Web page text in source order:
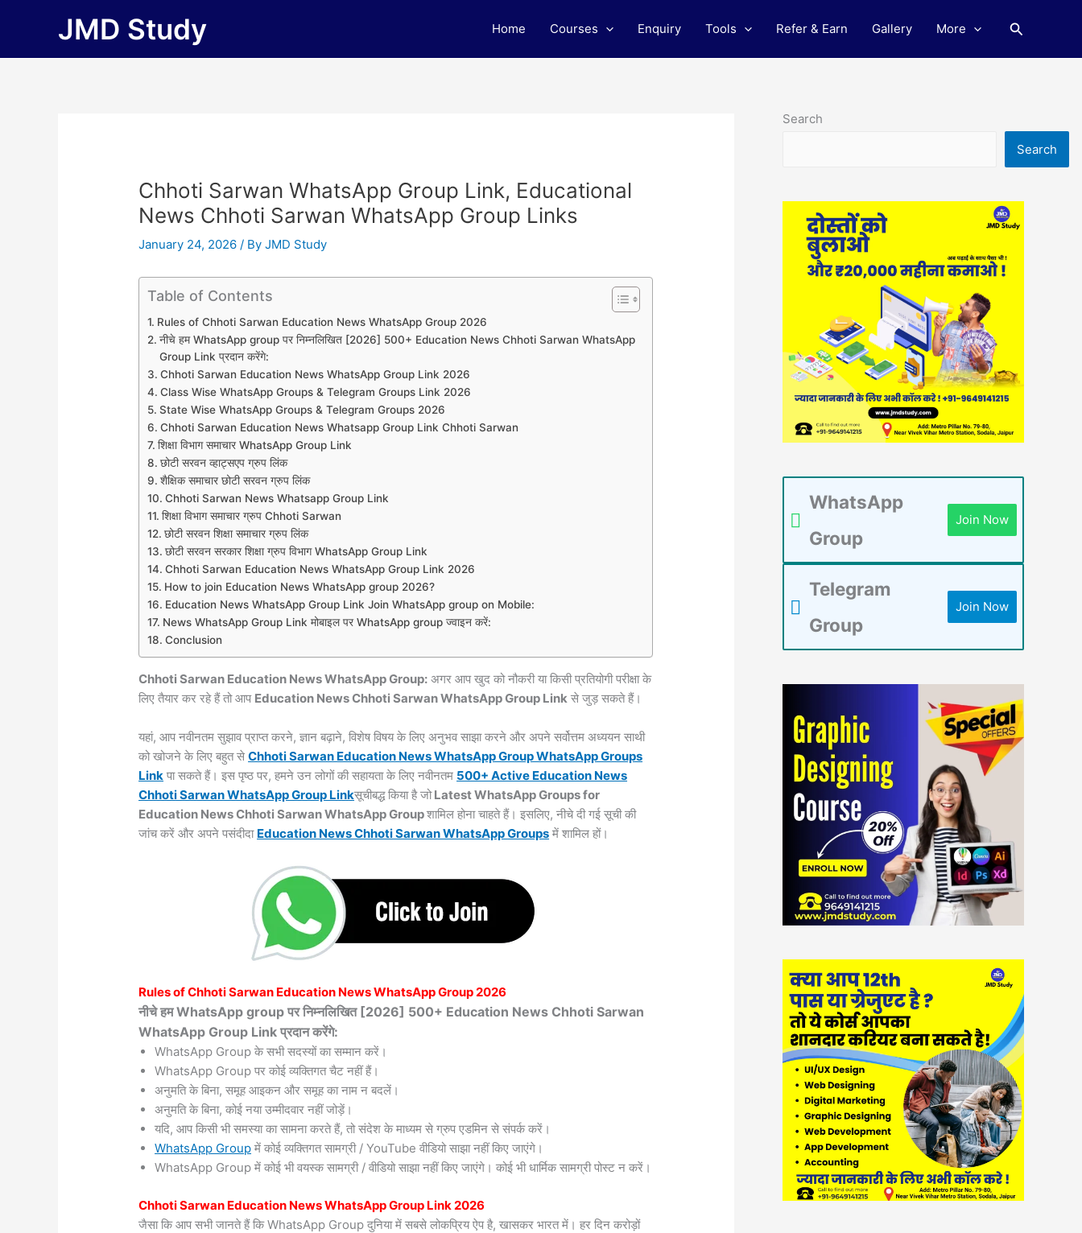
JMD Study Home Courses Enquiry Tools Refer & Earn Gallery More Search
Chhoti Sarwan WhatsApp Group Link, Educational
News Chhoti Sarwan WhatsApp Group Links
January 24, 2026/ ByJMD Study
Table of Contents
Rules of Chhoti Sarwan Education News WhatsApp Group 2026
नीचे हम WhatsApp group पर निम्नलिखित [2026] 500+ Education News Chhoti Sarwan WhatsApp
Group Link प्रदान करेंगे:
Chhoti Sarwan Education News WhatsApp Group Link 2026
Class Wise WhatsApp Groups & Telegram Groups Link 2026
State Wise WhatsApp Groups & Telegram Groups 2026
Chhoti Sarwan Education News Whatsapp Group Link Chhoti Sarwan
शिक्षा विभाग समाचार WhatsApp Group Link
छोटी सरवन व्हाट्सएप ग्रुप लिंक
शैक्षिक समाचार छोटी सरवन ग्रुप लिंक
Chhoti Sarwan News Whatsapp Group Link
शिक्षा विभाग समाचार ग्रुप Chhoti Sarwan
छोटी सरवन शिक्षा समाचार ग्रुप लिंक
छोटी सरवन सरकार शिक्षा ग्रुप विभाग WhatsApp Group Link
Chhoti Sarwan Education News WhatsApp Group Link 2026
How to join Education News WhatsApp group 2026?
Education News WhatsApp Group Link Join WhatsApp group on Mobile:
News WhatsApp Group Link मोबाइल पर WhatsApp group ज्वाइन करें:
Conclusion
Chhoti Sarwan Education News WhatsApp Group: अगर आप खुद को नौकरी या किसी प्रतियोगी परीक्षा के
लिए तैयार कर रहे हैं तो आप Education News Chhoti Sarwan WhatsApp Group Link से जुड़ सकते हैं।
यहां, आप नवीनतम सुझाव प्राप्त करने, ज्ञान बढ़ाने, विशेष विषय के लिए अनुभव साझा करने और अपने सर्वोत्तम अध्ययन साथी
को खोजने के लिए बहुत सेChhoti Sarwan Education News WhatsApp Group WhatsApp Groups
Link पा सकते हैं। इस पृष्ठ पर, हमने उन लोगों की सहायता के लिए नवीनतम 500+ Active Education News
Chhoti Sarwan WhatsApp Group Linkसूचीबद्ध किया है जोLatest WhatsApp Groups for
Education News Chhoti Sarwan WhatsApp Groupशामिल होना चाहते हैं। इसलिए, नीचे दी गई सूची की
जांच करें और अपने पसंदीदा Education News Chhoti Sarwan WhatsAppGroups में शामिल हों।
Rules ofChhoti Sarwan Education News WhatsApp Group 2026
नीचे हम WhatsApp group पर निम्नलिखित [2026] 500+ Education News Chhoti Sarwan
WhatsApp Group Link प्रदान करेंगे:
WhatsApp Group के सभी सदस्यों का सम्मान करें।
WhatsApp Group पर कोई व्यक्तिगत चैट नहीं हैं।
अनुमति के बिना, समूह आइकन और समूह का नाम न बदलें।
अनुमति के बिना, कोई नया उम्मीदवार नहीं जोड़ें।
यदि, आप किसी भी समस्या का सामना करते हैं, तो संदेश के माध्यम से ग्रुप एडमिन से संपर्क करें।
WhatsApp Group में कोई व्यक्तिगत सामग्री / YouTube वीडियो साझा नहीं किए जाएंगे।
WhatsApp Group में कोई भी वयस्क सामग्री / वीडियो साझा नहीं किए जाएंगे। कोई भी धार्मिक सामग्री पोस्ट न करें।
Chhoti Sarwan Education News WhatsApp Group Link 2026
जैसा कि आप सभी जानते हैं कि WhatsApp Group दुनिया में सबसे लोकप्रिय ऐप है, खासकर भारत में। हर दिन करोड़ों
Search
Search
WhatsApp
Group
Join Now
Telegram
Group
Join Now